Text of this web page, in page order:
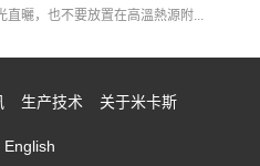
曬，也不要放置在高溫熱源附...
生产技术 关于米卡斯
English